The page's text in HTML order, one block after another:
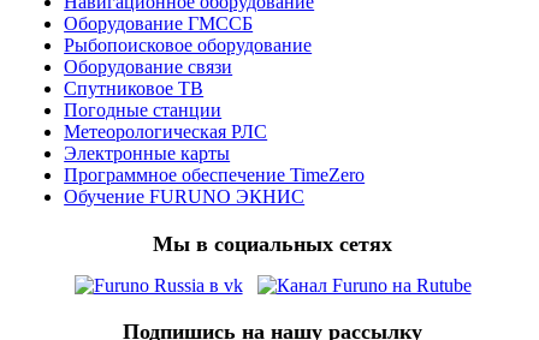
Оборудование ГМССБ
Рыбопоисковое оборудование
Оборудование связи
Спутниковое ТВ
Погодные станции
Метеорологическая РЛС
Электронные карты
Программное обеспечение TimeZero
Обучение FURUNO ЭКНИС
Мы в социальных сетях
Подпишись на нашу рассылку